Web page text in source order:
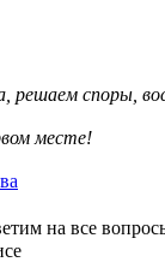
решаем споры,
месте!
на все